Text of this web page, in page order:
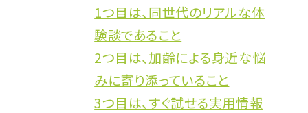
1つ目は、同世代のリアルな体
験談であること
2つ目は、加齢による身近な悩
みに寄り添っていること
3つ目は、すぐ試せる実用情報